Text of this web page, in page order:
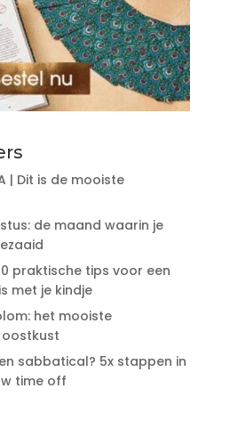
| Dit is de mooiste
de maand waarin je
10 praktische tips voor een
met je kindje
het mooiste
sabbatical? 5x stappen in
time off